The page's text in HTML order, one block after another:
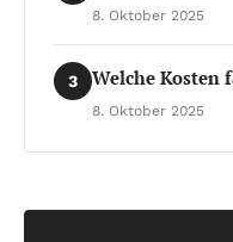
8. Oktober 2025
3 Welche Kosten
8. Oktober 2025